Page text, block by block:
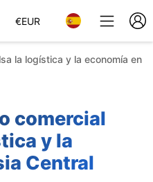
€EUR
la logística y la economía en
comercial
y la
Central